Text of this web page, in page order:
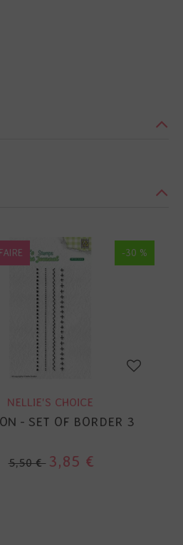
-30 %
NELLIE'S CHOICE
- SET OF BORDER 3
5,50 € 3,85 €